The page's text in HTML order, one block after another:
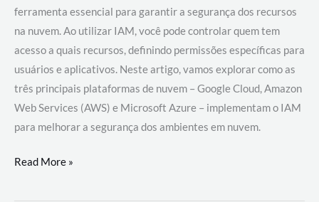
ferramenta essencial para garantir a segurança dos recursos
na nuvem. Ao utilizar IAM, você pode controlar quem tem
acesso a quais recursos, definindo permissões específicas para
usuários e aplicativos. Neste artigo, vamos explorar como as
três principais plataformas de nuvem – Google Cloud, Amazon
Web Services (AWS) e Microsoft Azure – implementam o IAM
para melhorar a segurança dos ambientes em nuvem.
Gerenciamento
Read More »